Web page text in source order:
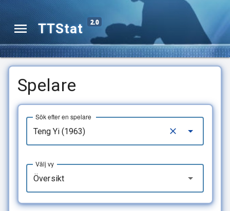
TTStat 2.0
Spelare
Sök efter en spelare
Översikt
Välj vy